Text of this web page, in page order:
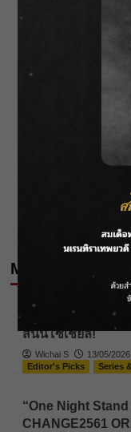
ผลสลากกินแบ่งรัฐ
TMA ขอเชิญท่า
More Stories
ช่อง 3 เสิร์ฟซีรีส์ว
สนั่นโซเชียล!
Wichai S
13/05/2026
Editor's Picks
Series
“One Night
CHANGE2561